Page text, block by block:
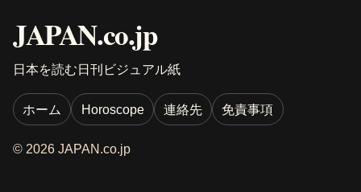
JAPAN.co.jp
日本を読む日刊ビジュアル紙
ホーム Horoscope 連絡先 免責事項
© 2026 JAPAN.co.jp